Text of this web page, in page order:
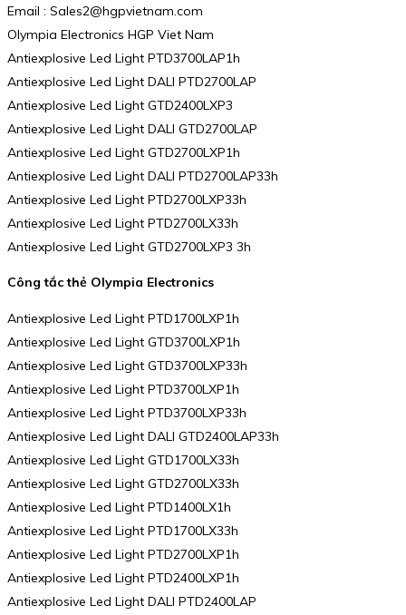
Email : Sales2@hgpvietnam.com
Olympia Electronics HGP Viet Nam
Antiexplosive Led Light PTD3700LAP1h
Antiexplosive Led Light DALI PTD2700LAP
Antiexplosive Led Light GTD2400LXP3
Antiexplosive Led Light DALI GTD2700LAP
Antiexplosive Led Light GTD2700LXP1h
Antiexplosive Led Light DALI PTD2700LAP33h
Antiexplosive Led Light PTD2700LXP33h
Antiexplosive Led Light PTD2700LX33h
Antiexplosive Led Light GTD2700LXP3 3h
Công tắc thẻ Olympia Electronics
Antiexplosive Led Light PTD1700LXP1h
Antiexplosive Led Light GTD3700LXP1h
Antiexplosive Led Light GTD3700LXP33h
Antiexplosive Led Light PTD3700LXP1h
Antiexplosive Led Light PTD3700LXP33h
Antiexplosive Led Light DALI GTD2400LAP33h
Antiexplosive Led Light GTD1700LX33h
Antiexplosive Led Light GTD2700LX33h
Antiexplosive Led Light PTD1400LX1h
Antiexplosive Led Light PTD1700LX33h
Antiexplosive Led Light PTD2700LXP1h
Antiexplosive Led Light PTD2400LXP1h
Antiexplosive Led Light DALI PTD2400LAP